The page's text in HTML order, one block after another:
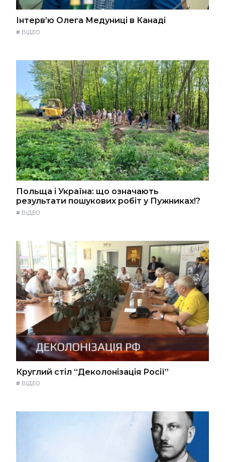
Інтерв’ю Олега Медуниці в Канаді
# ВІДЕО
Польща і Україна: що означають
результати пошукових робіт у Пужниках!?
# ВІДЕО
Круглий стіл “Деколонізація Росії”
# ВІДЕО